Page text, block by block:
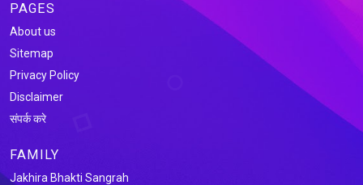
PAGES
About us
Sitemap
Privacy Policy
Disclaimer
संपर्क करे
FAMILY
Jakhira Bhakti Sangrah